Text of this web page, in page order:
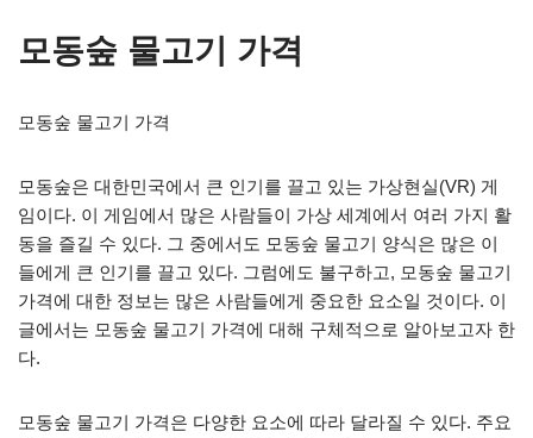
모동숲 물고기 가격
모동숲 물고기 가격
모동숲은 대한민국에서 큰 인기를 끌고 있는 가상현실(VR) 게
임이다. 이 게임에서 많은 사람들이 가상 세계에서 여러 가지 활
동을 즐길 수 있다. 그 중에서도 모동숲 물고기 양식은 많은 이
들에게 큰 인기를 끌고 있다. 그럼에도 불구하고, 모동숲 물고기
가격에 대한 정보는 많은 사람들에게 중요한 요소일 것이다. 이
글에서는 모동숲 물고기 가격에 대해 구체적으로 알아보고자 한
다.
모동숲 물고기 가격은 다양한 요소에 따라 달라질 수 있다. 주요